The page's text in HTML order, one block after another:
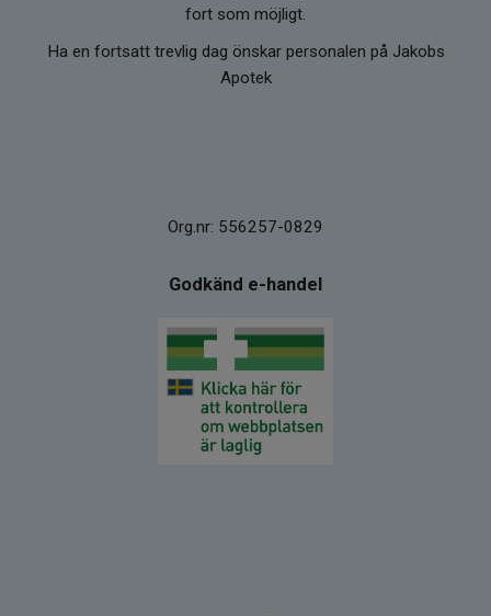
fort som möjligt.
Ha en fortsatt trevlig dag önskar personalen på Jakobs
Apotek
Org.nr: 556257-0829
Godkänd e-handel